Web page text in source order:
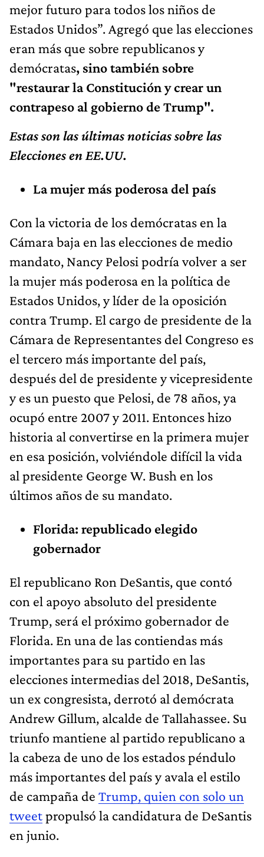
mejor futuro para todos los niños de
Estados Unidos”. Agregó que las elecciones
eran más que sobre republicanos y
demócratas, sino también sobre
"restaurar la Constitución y crear un
contrapeso al gobierno de Trump".
Estas son las últimas noticias sobre las
Elecciones en EE.UU.
La mujer más poderosa del país
Con la victoria de los demócratas en la
Cámara baja en las elecciones de medio
mandato, Nancy Pelosi podría volver a ser
la mujer más poderosa en la política de
Estados Unidos, y líder de la oposición
contra Trump. El cargo de presidente de la
Cámara de Representantes del Congreso es
el tercero más importante del país,
después del de presidente y vicepresidente
y es un puesto que Pelosi, de 78 años, ya
ocupó entre 2007 y 2011. Entonces hizo
historia al convertirse en la primera mujer
en esa posición, volviéndole difícil la vida
al presidente George W. Bush en los
últimos años de su mandato.
Florida: republicado elegido
gobernador
El republicano Ron DeSantis, que contó
con el apoyo absoluto del presidente
Trump, será el próximo gobernador de
Florida. En una de las contiendas más
importantes para su partido en las
elecciones intermedias del 2018, DeSantis,
un ex congresista, derrotó al demócrata
Andrew Gillum, alcalde de Tallahassee. Su
triunfo mantiene al partido republicano a
la cabeza de uno de los estados péndulo
más importantes del país y avala el estilo
de campaña de Trump, quien con solo un
tweetpropulsó la candidatura de DeSantis
en junio.